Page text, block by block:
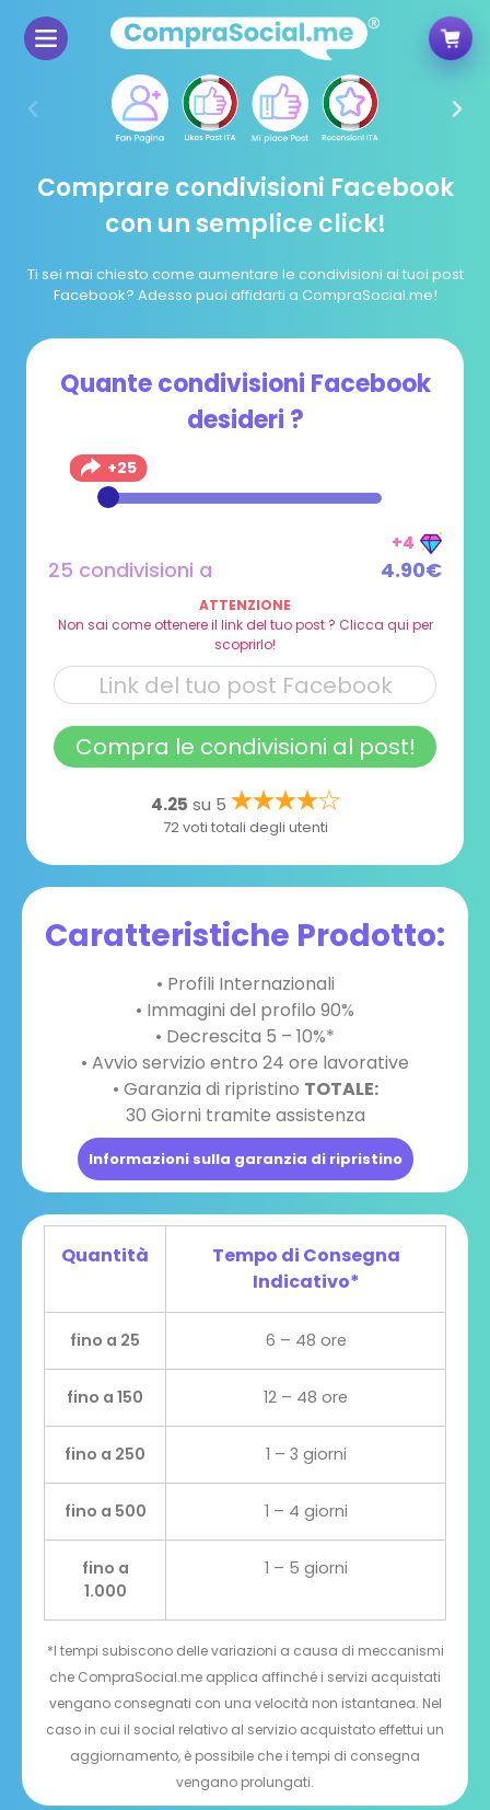
Comprare condivisioni Facebook
con un semplice click!
Ti sei mai chiesto come aumentare le condivisioni ai tuoi post
Facebook? Adesso puoi affidarti a CompraSocial.me!
Quante condivisioni Facebook
desideri ?
+25
+4
25 condivisioni a 4.90€
ATTENZIONE
Non sai come ottenere il link del tuo post ? Clicca qui per
scoprirlo!
Compra le condivisioni al post!
4.25 su 5
72 voti totali degli utenti
Caratteristiche Prodotto:
• Profili Internazionali
• Immagini del profilo 90%
• Decrescita 5 – 10%*
• Avvio servizio entro 24 ore lavorative
• Garanzia di ripristino TOTALE:
30 Giorni tramite assistenza
Informazioni sulla garanzia di ripristino
Quantità
Tempo di Consegna
Indicativo*
fino a 25 6 – 48 ore
fino a 150 12 – 48 ore
fino a 250 1 – 3 giorni
fino a 500 1 – 4 giorni
fino a
1.000
1 – 5 giorni
*I tempi subiscono delle variazioni a causa di meccanismi
che CompraSocial.me applica affinché i servizi acquistati
vengano consegnati con una velocità non istantanea. Nel
caso in cui il social relativo al servizio acquistato effettui un
aggiornamento, è possibile che i tempi di consegna
vengano prolungati.